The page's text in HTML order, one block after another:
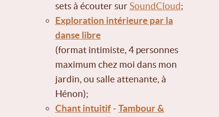
sets à écouter surSoundCloud;
Exploration intérieure par la
danse libre
(format intimiste, 4 personnes
maximum chez moi dans mon
jardin, ou salle attenante, à
Hénon);
Chant intuitif- Tambour &